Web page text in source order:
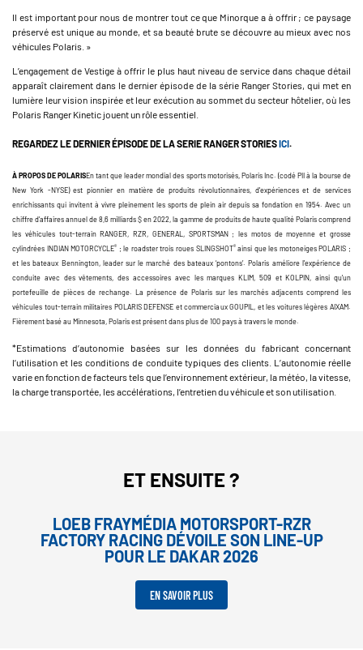
Il est important pour nous de montrer tout ce que Minorque a à offrir ; ce paysage
préservé est unique au monde, et sa beauté brute se découvre au mieux avec nos
véhicules Polaris. »
L’engagement de Vestige à offrir le plus haut niveau de service dans chaque détail
apparaît clairement dans le dernier épisode de la série Ranger Stories, qui met en
lumière leur vision inspirée et leur exécution au sommet du secteur hôtelier, où les
Polaris Ranger Kinetic jouent un rôle essentiel.
REGARDEZ LE DERNIER ÉPISODE DE LA SERIE RANGER STORIESICI.
À PROPOS DE POLARISEn tant que leader mondial des sports motorisés, Polaris Inc. (codé PII à la bourse de
New York -NYSE) est pionnier en matière de produits révolutionnaires, d'expériences et de services
enrichissants qui invitent à vivre pleinement les sports de plein air depuis sa fondation en 1954. Avec un
chiffre d’affaires annuel de 8,6 milliards $ en 2022, la gamme de produits de haute qualité Polaris comprend
les véhicules tout-terrain RANGER, RZR, GENERAL, SPORTSMAN ; les motos de moyenne et grosse
cylindrées INDIAN MOTORCYCLE® ; le roadster trois roues SLINGSHOT®ainsi que les motoneiges POLARIS ;
et les bateaux Bennington, leader sur le marché des bateaux ‘pontons’. Polaris améliore l'expérience de
conduite avec des vêtements, des accessoires avec les marques KLIM, 509 et KOLPIN, ainsi qu'un
portefeuille de pièces de rechange. La présence de Polaris sur les marchés adjacents comprend les
véhicules tout-terrain militaires POLARIS DEFENSE et commerciaux GOUPIL, et les voitures légères AIXAM.
Fièrement basé au Minnesota, Polaris est présent dans plus de 100 pays à travers le monde.
*Estimations d’autonomie basées sur les données du fabricant concernant
l’utilisation et les conditions de conduite typiques des clients. L’autonomie réelle
varie en fonction de facteurs tels que l’environnement extérieur, la météo, la vitesse,
la charge transportée, les accélérations, l’entretien du véhicule et son utilisation.
ET ENSUITE ?
LOEB FRAYMÉDIA MOTORSPORT-RZR
FACTORY RACING DÉVOILE SON LINE-UP
POUR LE DAKAR 2026
EN SAVOIR PLUS